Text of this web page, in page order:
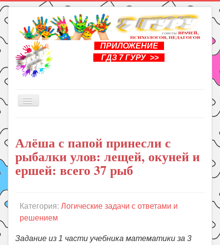
ПРИЛОЖЕНИЕ
ГДЗ 7 ГУРУ >>
Включить/
Книги
Рукоделие
Подготовка к школе
ГДЗ
Психология
Алёша с папой принесли с
рыбалки улов: лещей, окуней и
ершей: всего 37 рыб
Категория:Логические задачи с ответами и
решением
Задание из 1 части учебника математики за 3